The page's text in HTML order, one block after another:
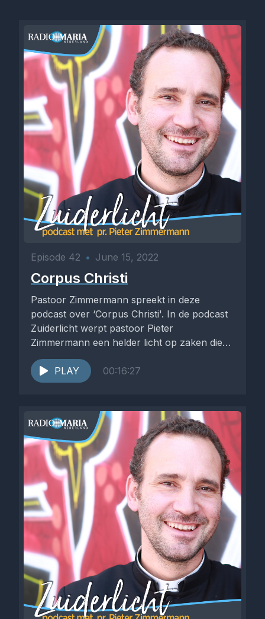
Episode 42 • June 15, 2022
Corpus Christi
Pastoor Zimmermann spreekt in deze
podcast over ‘Corpus Christi'. In de podcast
Zuiderlicht werpt pastoor Pieter
Zimmermann een helder licht op zaken die
hem...
PLAY
00:16:27